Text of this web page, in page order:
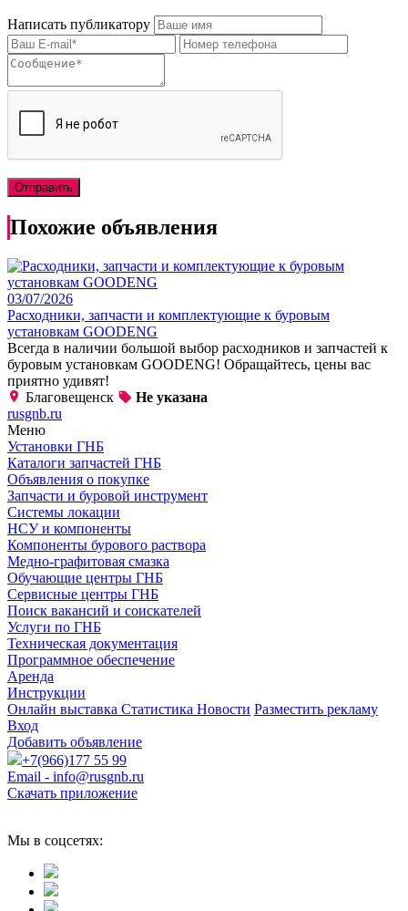
Написать публикатору
Похожие объявления
03/07/2026
Расходники, запчасти и комплектующие к буровым
установкам GOODENG
Всегда в наличии большой выбор расходников и запчастей к
буровым установкам GOODENG! Обращайтесь, цены вас
приятно удивят!
Благовещенск
Не указана
rusgnb.ru
Меню
Установки ГНБ
Каталоги запчастей ГНБ
Объявления о покупке
Запчасти и буровой инструмент
Системы локации
НСУ и компоненты
Компоненты бурового раствора
Медно-графитовая смазка
Обучающие центры ГНБ
Сервисные центры ГНБ
Поиск вакансий и соискателей
Услуги по ГНБ
Техническая документация
Программное обеспечение
Аренда
Инструкции
Онлайн выставка Статистика Новости Разместить рекламу
Вход
Добавить объявление
+7(966)177 55 99
Email - info@rusgnb.ru
Скачать приложение
Мы в соцсетях: